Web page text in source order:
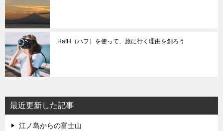
HafH（ハフ）を使って、旅に行く理由を創ろう
最近更新した記事
江ノ島からの富士山